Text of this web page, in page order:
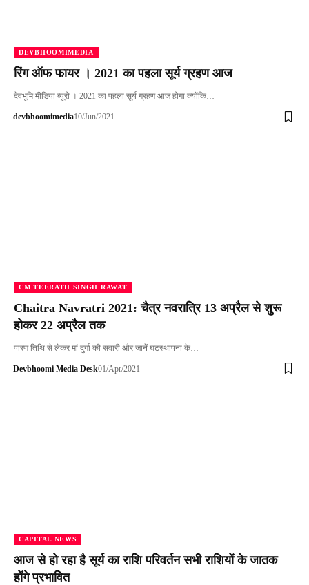
DEVBHOOMIMEDIA
रिंग ऑफ फायर । 2021 का पहला सूर्य ग्रहण आज
देवभूमि मीडिया ब्यूरो । 2021 का पहला सूर्य ग्रहण आज होगा क्योंकि…
devbhoomimedia10/Jun/2021
CM TEERATH SINGH RAWAT
Chaitra Navratri 2021: चैत्र नवरात्रि 13 अप्रैल से शुरू
होकर 22 अप्रैल तक
पारण तिथि से लेकर मां दुर्गा की सवारी और जानें घटस्थापना के…
Devbhoomi Media Desk01/Apr/2021
CAPITAL NEWS
आज से हो रहा है सूर्य का राशि परिवर्तन सभी राशियों के जातक
होंगे प्रभावित